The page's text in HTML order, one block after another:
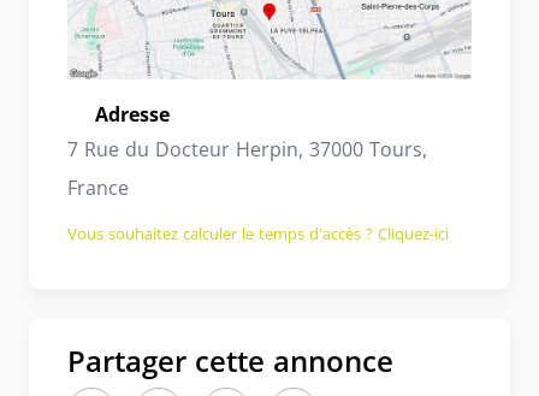
Emplacement
Adresse
7 Rue du Docteur Herpin, 37000 Tours,
France
Vous souhaitez calculer le temps d'accès ? Cliquez-ici
Partager cette annonce